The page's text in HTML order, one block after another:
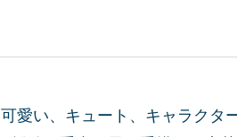
愛い、キュート、キャラクタ